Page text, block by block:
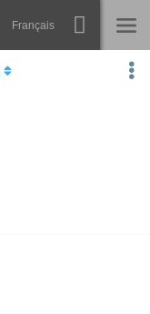
Français